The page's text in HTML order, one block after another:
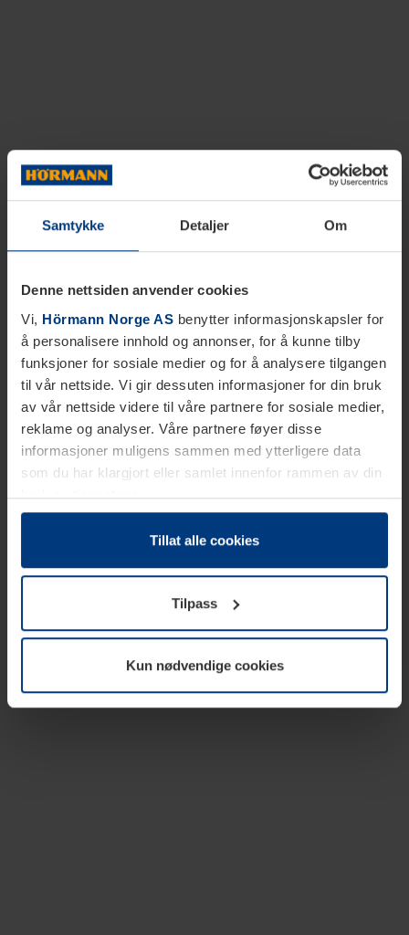
Samtykke Detaljer Om
Denne nettsiden anvender cookies
Vi, Hörmann Norge AS benytter informasjonskapsler for
å personalisere innhold og annonser, for å kunne tilby
funksjoner for sosiale medier og for å analysere tilgangen
til vår nettside. Vi gir dessuten informasjoner for din bruk
av vår nettside videre til våre partnere for sosiale medier,
reklame og analyser. Våre partnere føyer disse
informasjoner muligens sammen med ytterligere data
som du har klargjort eller samlet innenfor rammen av din
bruk av tjenestene.
Etter loven kan vi lagre informasjonskapsler på din
datamaskin, hvis disse er absolutt nødvendig for drift av
trenger vi din tillatelse. Du kan når som helst endre eller
tilbakekalle ditt samtykke i forklaringen av
informasjonskapselen på sidenPersonvernerklæringpå
Tillat alle cookies
Tilpass
Kun nødvendige cookies